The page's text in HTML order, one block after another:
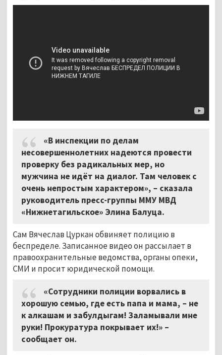
«В инспекции по делам
несовершеннолетних надеются провести
проверку без радикальных мер, но
мужчина не идёт на диалог. Там человек с
очень непростым характером», – сказала
руководитель пресс-группы ММУ МВД
«Нижнетагильское» Элина Балуца.
Сам Вячеслав Цуркан обвиняет полицию в
беспределе. Записанное видео он рассылает в
правоохранительные ведомства, органы опеки,
СМИ и просит юридической помощи.
«Сотрудники полиции ворвались в
хорошую семью, где есть папа и мама, – не
к алкашам и забулдыгам! Заламывали мне
руки! Прокуратура покрывает их!» –
сообщает он.